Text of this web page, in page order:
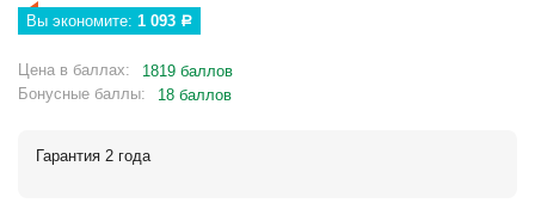
Вы экономите: 1 093 Р
Цена в баллах:
1819 баллов
Бонусные баллы:
18 баллов
Гарантия 2 года